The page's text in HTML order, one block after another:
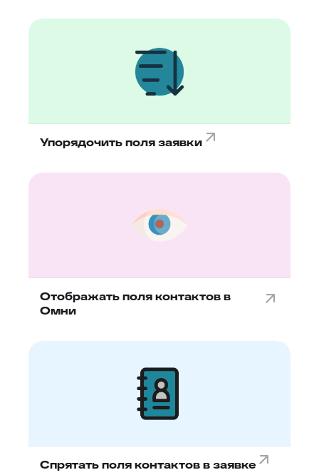
Упорядочить поля заявки
Отображать поля контактов в
Омни
Спрятать поля контактов в заявке